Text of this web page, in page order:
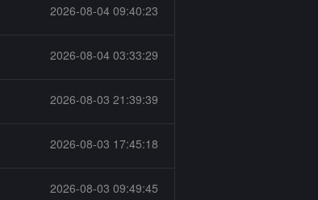
2026-08-04 09:40:23
2026-08-04 03:33:29
2026-08-03 21:39:39
2026-08-03 17:45:18
2026-08-03 09:49:45